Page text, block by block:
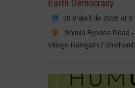
18 d'abril de 2026 at
Shimla Bypass Road
Village Ramgarh /